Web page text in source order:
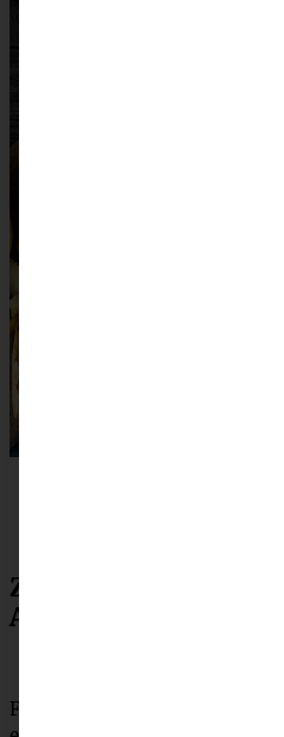
Zubereitung Omas
Apfelkompott-
Für das Apfelkompott die Äpfel